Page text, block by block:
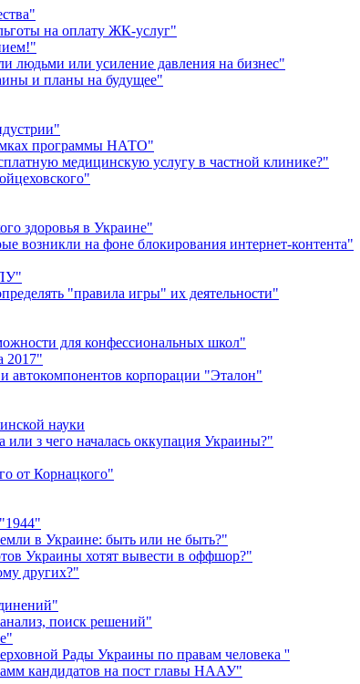
на оплату ЖК-услуг"
людьми или усиление давления на бизнес"
и планы на будущее"
программы НАТО"
медицинскую услугу в частной клинике?"
здоровья в Украине"
возникли на фоне блокирования интернет-контента"
"правила игры" их деятельности"
для конфессиональных школ"
2017"
автокомпонентов корпорации "Эталон"
науки
з чего началась оккупация Украины?"
от Корнацкого"
в Украине: быть или не быть?"
Украины хотят вывести в оффшор?"
других?"
поиск решений"
Рады Украины по правам человека ''
кандидатов на пост главы НААУ"